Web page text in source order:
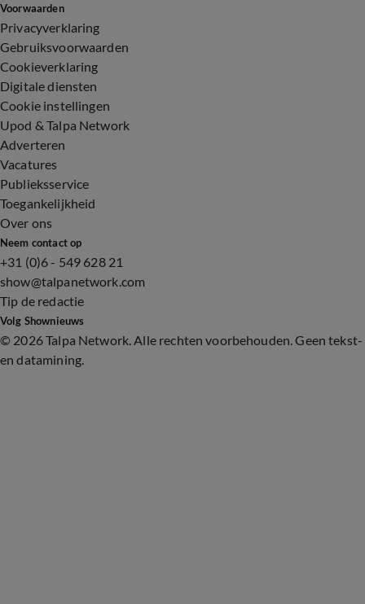
Voorwaarden
Privacyverklaring
Gebruiksvoorwaarden
Cookieverklaring
Digitale diensten
Cookie instellingen
Upod & Talpa Network
Adverteren
Vacatures
Publieksservice
Toegankelijkheid
Over ons
Neem contact op
+31 (0)6 - 549 628 21
show@talpanetwork.com
Tip de redactie
Volg Shownieuws
© 2026 Talpa Network. Alle rechten voorbehouden. Geen tekst-
en datamining.